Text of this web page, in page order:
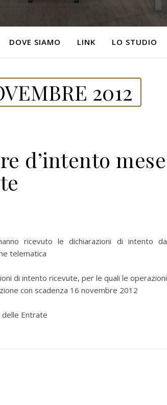
DOVE SIAMO LINK LO STUDIO
2012
d’intento mese
ricevuto le dichiarazioni di intento da
telematica
di intento ricevute, per le quali le operazioni
con scadenza 16 novembre 2012
delle Entrate